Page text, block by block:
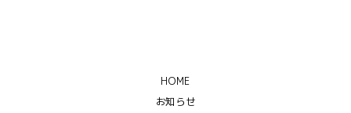
HOME
お知らせ